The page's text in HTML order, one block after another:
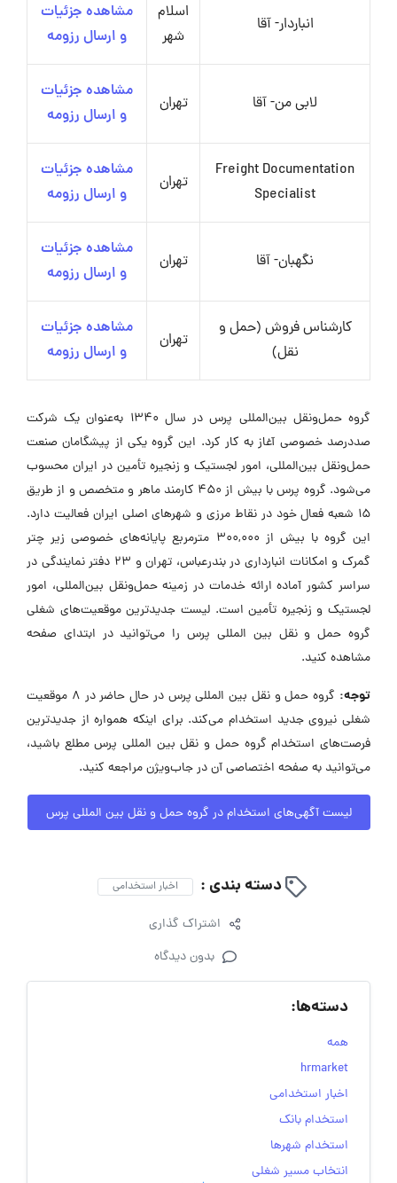
انباردار- آقا
اسلام
شهر
مشاهده جزئیات
و ارسال رزومه
لابی من- آقا تهران
مشاهده جزئیات
و ارسال رزومه
Freight Documentation
Specialist
تهران
مشاهده جزئیات
و ارسال رزومه
نگهبان- آقا تهران
مشاهده جزئیات
و ارسال رزومه
کارشناس فروش (حمل و
نقل)
تهران
مشاهده جزئیات
و ارسال رزومه
گروه حمل‌ونقل بین‌المللی پرس در سال ۱۳۴۰ به‌عنوان یک شرکت
صددرصد خصوصی آغاز به کار کرد. این گروه یکی از پیشگامان صنعت
حمل‌ونقل بین‌المللی، امور لجستیک و زنجیره تأمین در ایران محسوب
می‌شود. گروه پرس با بیش از ۴۵۰ کارمند ماهر و متخصص و از طریق
۱۵ شعبه فعال خود در نقاط مرزی و شهرهای اصلی ایران فعالیت دارد.
این گروه با بیش از ۳۰۰,۰۰۰ مترمربع پایانه‌های خصوصی زیر چتر
گمرک و امکانات انبارداری در بندرعباس، تهران و ۲۳ دفتر نمایندگی در
سراسر کشور آماده ارائه خدمات در زمینه حمل‌ونقل بین‌المللی، امور
لجستیک و زنجیره تأمین است. لیست جدیدترین موقعیت‌های شغلی
گروه حمل و نقل بین المللی پرس را می‌توانید در ابتدای صفحه
مشاهده کنید.
توجه:
گروه حمل و نقل بین المللی پرس در حال حاضر در ۸ موقعیت
شغلی نیروی جدید استخدام می‌کند. برای اینکه همواره از جدیدترین
فرصت‌های استخدام گروه حمل و نقل بین المللی پرس مطلع باشید،
می‌توانید به صفحه اختصاصی آن در جاب‌ویژن مراجعه کنید.
لیست آگهی‌های استخدام در گروه حمل و نقل بین المللی پرس
دسته بندی : اخبار استخدامی
اشتراک گذاری
بدون دیدگاه
دسته‌ها:
همه
hrmarket
اخبار استخدامی
استخدام بانک
استخدام شهرها
انتخاب مسیر شغلی